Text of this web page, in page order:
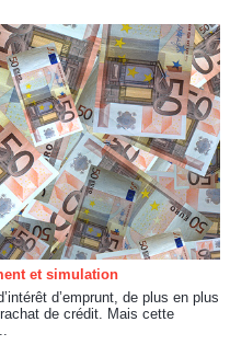
et simulation
d’emprunt, de plus en plus
de crédit. Mais cette